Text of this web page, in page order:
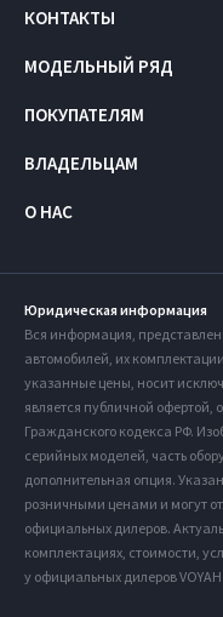
КОНТАКТЫ
МОДЕЛЬНЫЙ РЯД
ПОКУПАТЕЛЯМ
ВЛАДЕЛЬЦАМ
О НАС
Юридическая информация
Вся информация,
автомобилей, их
указанные цены, носит
является публичной
Гражданского кодекса РФ.
серийных моделей, часть
дополнительная опция.
розничными ценами и могут
официальных дилеров.
комплектациях, стоимости,
у официальных дилеров VOYAH.